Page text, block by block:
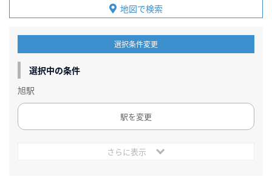
地図で検索
選択条件変更
選択中の条件
旭駅
駅を変更
さらに表示